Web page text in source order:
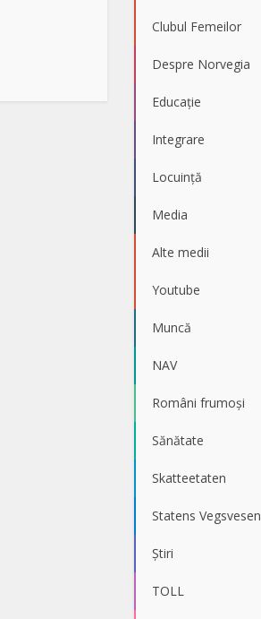
Clubul Femeilor
Despre Norvegia
Educație
Integrare
Locuință
Media
Alte medii
Youtube
Muncă
NAV
Români frumoși
Sănătate
Skatteetaten
Statens Vegsvesen
Știri
TOLL